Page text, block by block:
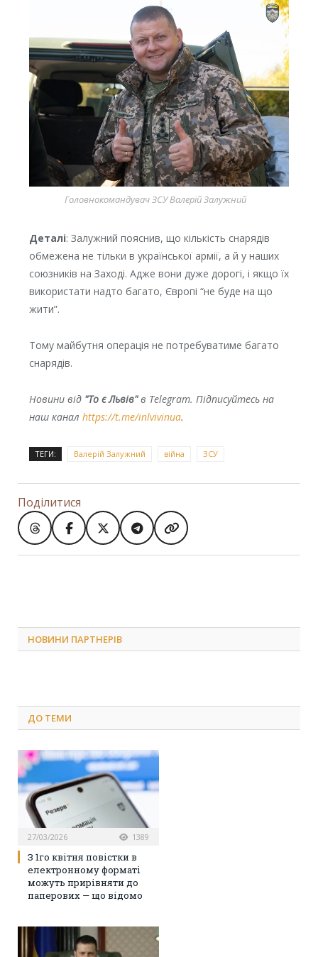
Головнокомандувач ЗСУ Валерій Залужний
Деталі: Залужний пояснив, що кількість снарядів
обмежена не тільки в української армії, а й у наших
союзників на Заході. Адже вони дуже дорогі, і якщо їх
використати надто багато, Європі “не буде на що
жити”.
Тому майбутня операція не потребуватиме багато
снарядів.
Новини від "То є Львів"в Telegram. Підписуйтесь на
наш канал https://t.me/inlvivinua.
ТЕГИ: Валерій Залужний війна ЗСУ
Поділитися
НОВИНИ ПАРТНЕРІВ
ДО ТЕМИ
27/03/2026 1389
З 1го квітня повістки в
електронному форматі
можуть прирівняти до
паперових — що відомо